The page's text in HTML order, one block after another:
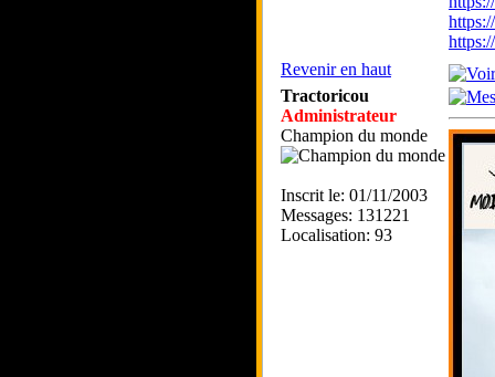
Revenir en haut
Tractoricou
Administrateur
Champion du monde
Inscrit le: 01/11/2003
Messages: 131221
Localisation: 93